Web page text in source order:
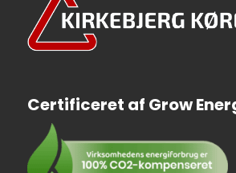
Certificeret af Grow